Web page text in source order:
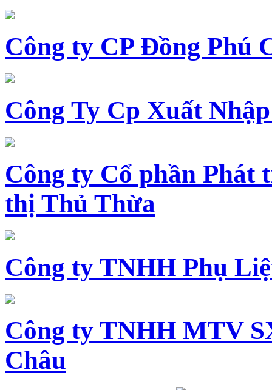
Công ty CP Đồng Phú
Công Ty Cp Xuất
Công ty Cổ phần Phát
thị Thủ Thừa
Công ty TNHH Phụ
Công ty TNHH MTV
Châu